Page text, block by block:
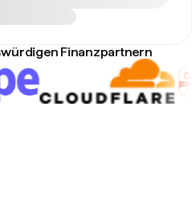
Finanzpartnern